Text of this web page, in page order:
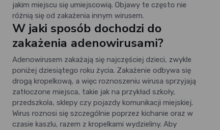
jakim miejscu się umiejscowią. Objawy te często nie
różnią się od zakażenia innym wirusem.
W jaki sposób dochodzi do
zakażenia adenowirusami?
Adenowirusem zakażają się najczęściej dzieci, zwykle
poniżej dziesiątego roku życia. Zakażenie odbywa się
drogą kropelkową, a więc roznoszeniu wirusa sprzyjają
zatłoczone miejsca, takie jak na przykład szkoły,
przedszkola, sklepy czy pojazdy komunikacji miejskiej.
Wirus roznosi się szczególnie poprzez kichanie oraz w
czasie kaszlu, razem z kropelkami wydzieliny. Aby